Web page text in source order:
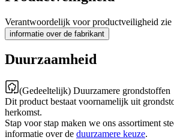
Verantwoordelijk voor productveiligheid zie
informatie over de fabrikant
Duurzaamheid
(Gedeeltelijk) Duurzamere grondstoffen
Dit product bestaat voornamelijk uit
herkomst.
Stap voor stap maken we ons assortiment
informatie over de duurzamere keuze.